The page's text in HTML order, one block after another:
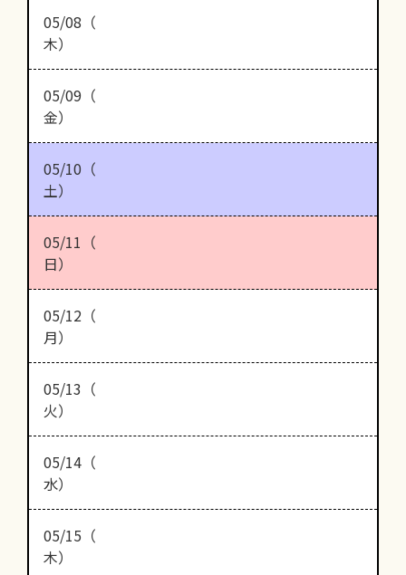
05/08（
木）
05/09（
金）
05/10（
土）
05/11（
日）
05/12（
月）
05/13（
火）
05/14（
水）
05/15（
木）